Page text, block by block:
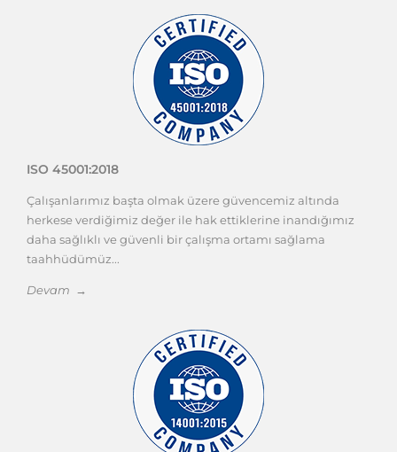
ISO 45001:2018
Çalışanlarımız başta olmak üzere güvencemiz altında
herkese verdiğimiz değer ile hak ettiklerine inandığımız
daha sağlıklı ve güvenli bir çalışma ortamı sağlama
taahhüdümüz...
Devam →